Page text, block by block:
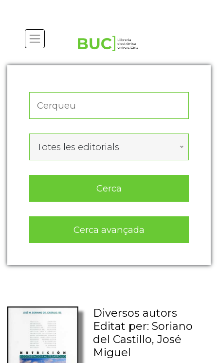
Totes les editorials
Cerca
Cerca avançada
Diversos autors
Editat per: Soriano
del Castillo, José
Miguel